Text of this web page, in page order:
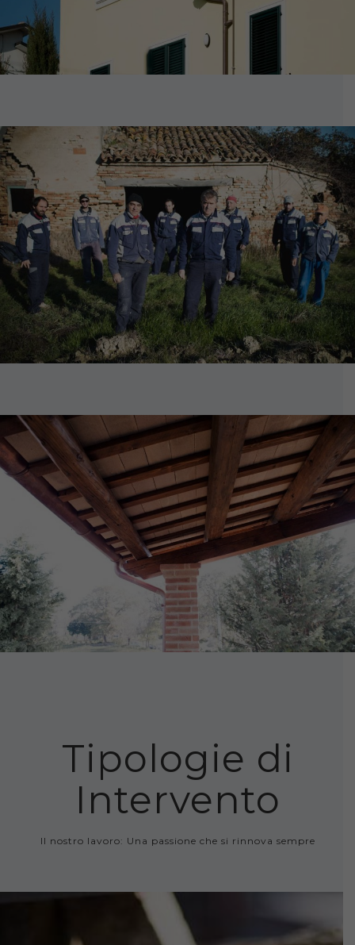
Tipologie di
Intervento
Il nostro lavoro: Una passione che si rinnova sempre